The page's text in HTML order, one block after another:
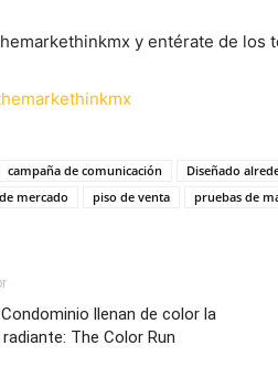
y entérate de
campaña de comunicación Diseñado
mercado
piso de venta pruebas de
llenan de color la
The Color Run